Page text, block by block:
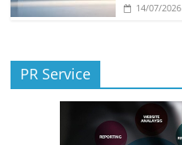
14/07/2026
PR Service